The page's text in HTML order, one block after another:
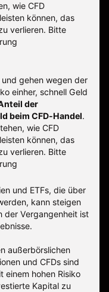
wie CFD
können, das
verlieren. Bitte
gehen wegen der
einher, schnell Geld
der
beim CFD-Handel.
wie CFD
können, das
verlieren. Bitte
und ETFs, die über
kann steigen
der Vergangenheit ist
außerbörslichen
und CFDs sind
einem hohen Risiko
Kapital zu